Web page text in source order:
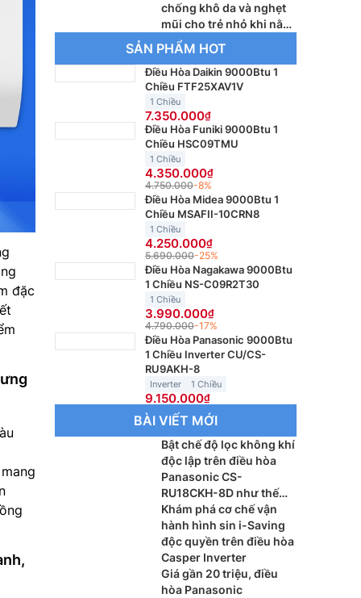
đặc
chống khô da và nghẹt
mũi cho trẻ nhỏ khi nằm
điều hòa
SẢN PHẨM HOT
Điều Hòa Daikin 9000Btu 1
Chiều FTF25XAV1V
1 Chiều
7.350.000
Điều Hòa Funiki 9000Btu 1
Chiều HSC09TMU
1 Chiều
4.350.000
4.750.000-8%
Điều Hòa Midea 9000Btu 1
Chiều MSAFII-10CRN8
1 Chiều
4.250.000
5.690.000-25%
Điều Hòa Nagakawa 9000Btu
1 Chiều NS-C09R2T30
1 Chiều
3.990.000
4.790.000-17%
Điều Hòa Panasonic 9000Btu
1 Chiều Inverter CU/CS-
RU9AKH-8
Inverter 1 Chiều
9.150.000
BÀI VIẾT MỚI
Bật chế độ lọc không khí
độc lập trên điều hòa
Panasonic CS-
RU18CKH-8D như thế
nào?
Khám phá cơ chế vận
hành hình sin i-Saving
độc quyền trên điều hòa
Casper Inverter
Giá gần 20 triệu, điều
hòa Panasonic